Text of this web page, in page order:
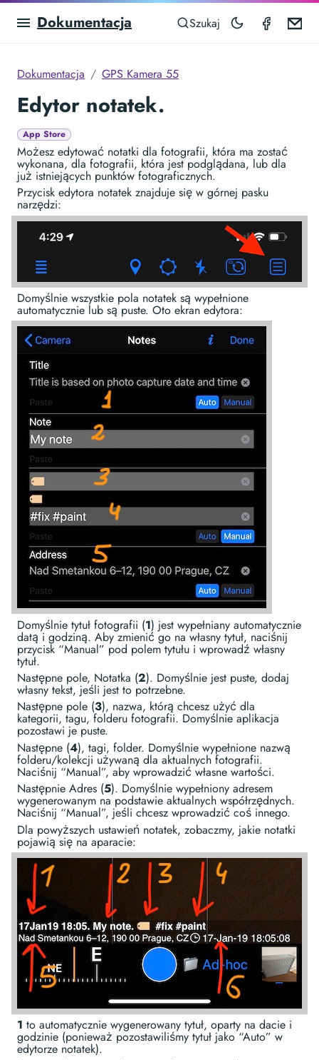
Dokumentacja Szukaj GPS
Dokumentacja GPS Kamera 55
Edytor notatek.
App Store
Możesz edytować notatki dla fotografii, która ma zostać
wykonana, dla fotografii, która jest podglądana, lub dla
już istniejących punktów fotograficznych.
Przycisk edytora notatek znajduje się w górnej pasku
narzędzi:
Domyślnie wszystkie pola notatek są wypełnione
automatycznie lub są puste. Oto ekran edytora:
Domyślnie tytuł fotografii (1) jest wypełniany automatycznie
datą i godziną. Aby zmienić go na własny tytuł, naciśnij
przycisk “Manual” pod polem tytułu i wprowadź własny
tytuł.
Następne pole, Notatka (2). Domyślnie jest puste, dodaj
własny tekst, jeśli jest to potrzebne.
Następne pole (3), nazwa, którą chcesz użyć dla
kategorii, tagu, folderu fotografii. Domyślnie aplikacja
pozostawi je puste.
Następne (4), tagi, folder. Domyślnie wypełnione nazwą
folderu/kolekcji używaną dla aktualnych fotografii.
Naciśnij “Manual”, aby wprowadzić własne wartości.
Następnie Adres (5). Domyślnie wypełniony adresem
wygenerowanym na podstawie aktualnych współrzędnych.
Naciśnij “Manual”, jeśli chcesz wprowadzić coś innego.
Dla powyższych ustawień notatek, zobaczmy, jakie notatki
pojawią się na aparacie:
1 to automatycznie wygenerowany tytuł, oparty na dacie i
godzinie (ponieważ pozostawiliśmy tytuł jako “Auto” w
edytorze notatek).